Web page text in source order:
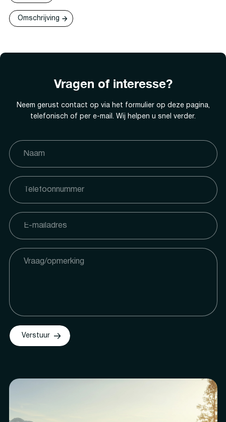
Omschrijving
Vragen of interesse?
Neem gerust contact op via het formulier op deze pagina,
telefonisch of per e-mail. Wij helpen u snel verder.
Verstuur